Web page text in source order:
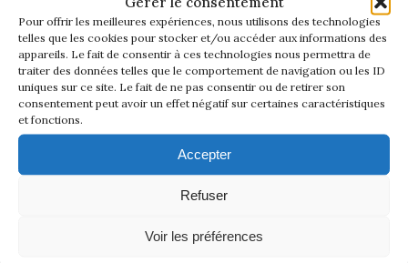
Pour offrir les meilleures expériences, nous utilisons des technologies
telles que les cookies pour stocker et/ou accéder aux informations des
appareils. Le fait de consentir à ces technologies nous permettra de
traiter des données telles que le comportement de navigation ou les ID
uniques sur ce site. Le fait de ne pas consentir ou de retirer son
consentement peut avoir un effet négatif sur certaines caractéristiques
et fonctions.
Accepter
Refuser
Voir les préférences